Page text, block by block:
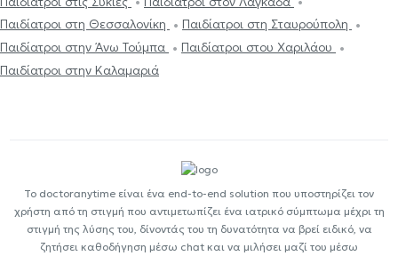
Παιδίατροι στη Θεσσαλονίκη
Παιδίατροι στη Σταυρούπολη
Παιδίατροι στην Άνω Τούμπα
Παιδίατροι στου Χαριλάου
Παιδίατροι στην Καλαμαριά
Το doctoranytime είναι ένα end-to-end solution που υποστηρίζει τον
χρήστη από τη στιγμή που αντιμετωπίζει ένα ιατρικό σύμπτωμα μέχρι τη
στιγμή της λύσης του, δίνοντάς του τη δυνατότητα να βρεί ειδικό, να
ζητήσει καθοδήγηση μέσω chat και να μιλήσει μαζί του μέσω